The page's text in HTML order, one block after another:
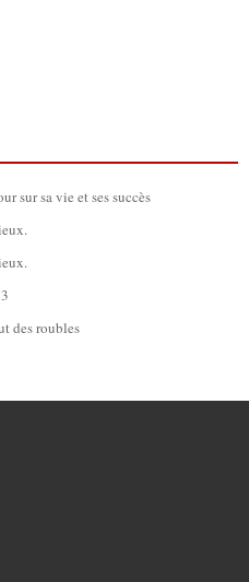
sur sa vie et ses succès
des roubles